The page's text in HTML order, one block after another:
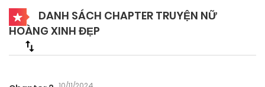
DANH SÁCH CHAPTER TRUYỆN NỮ
HOÀNG XINH ĐẸP